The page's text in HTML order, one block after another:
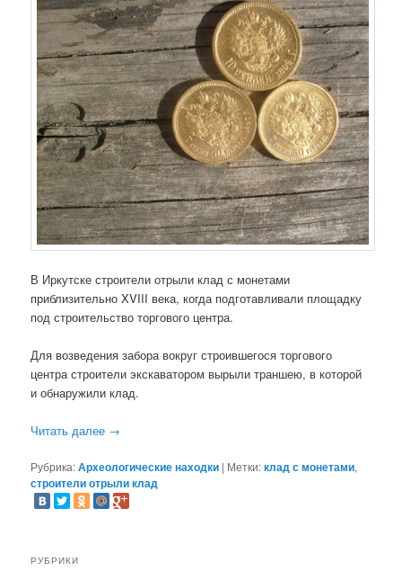
В Иркутске строители отрыли клад с монетами
приблизительно XVIII века, когда подготавливали площадку
под строительство торгового центра.
Для возведения забора вокруг строившегося торгового
центра строители экскаватором вырыли траншею, в которой
и обнаружили клад.
Читать далее →
Рубрика:Археологические находки | Метки:клад с монетами,
строители отрыли клад
РУБРИКИ